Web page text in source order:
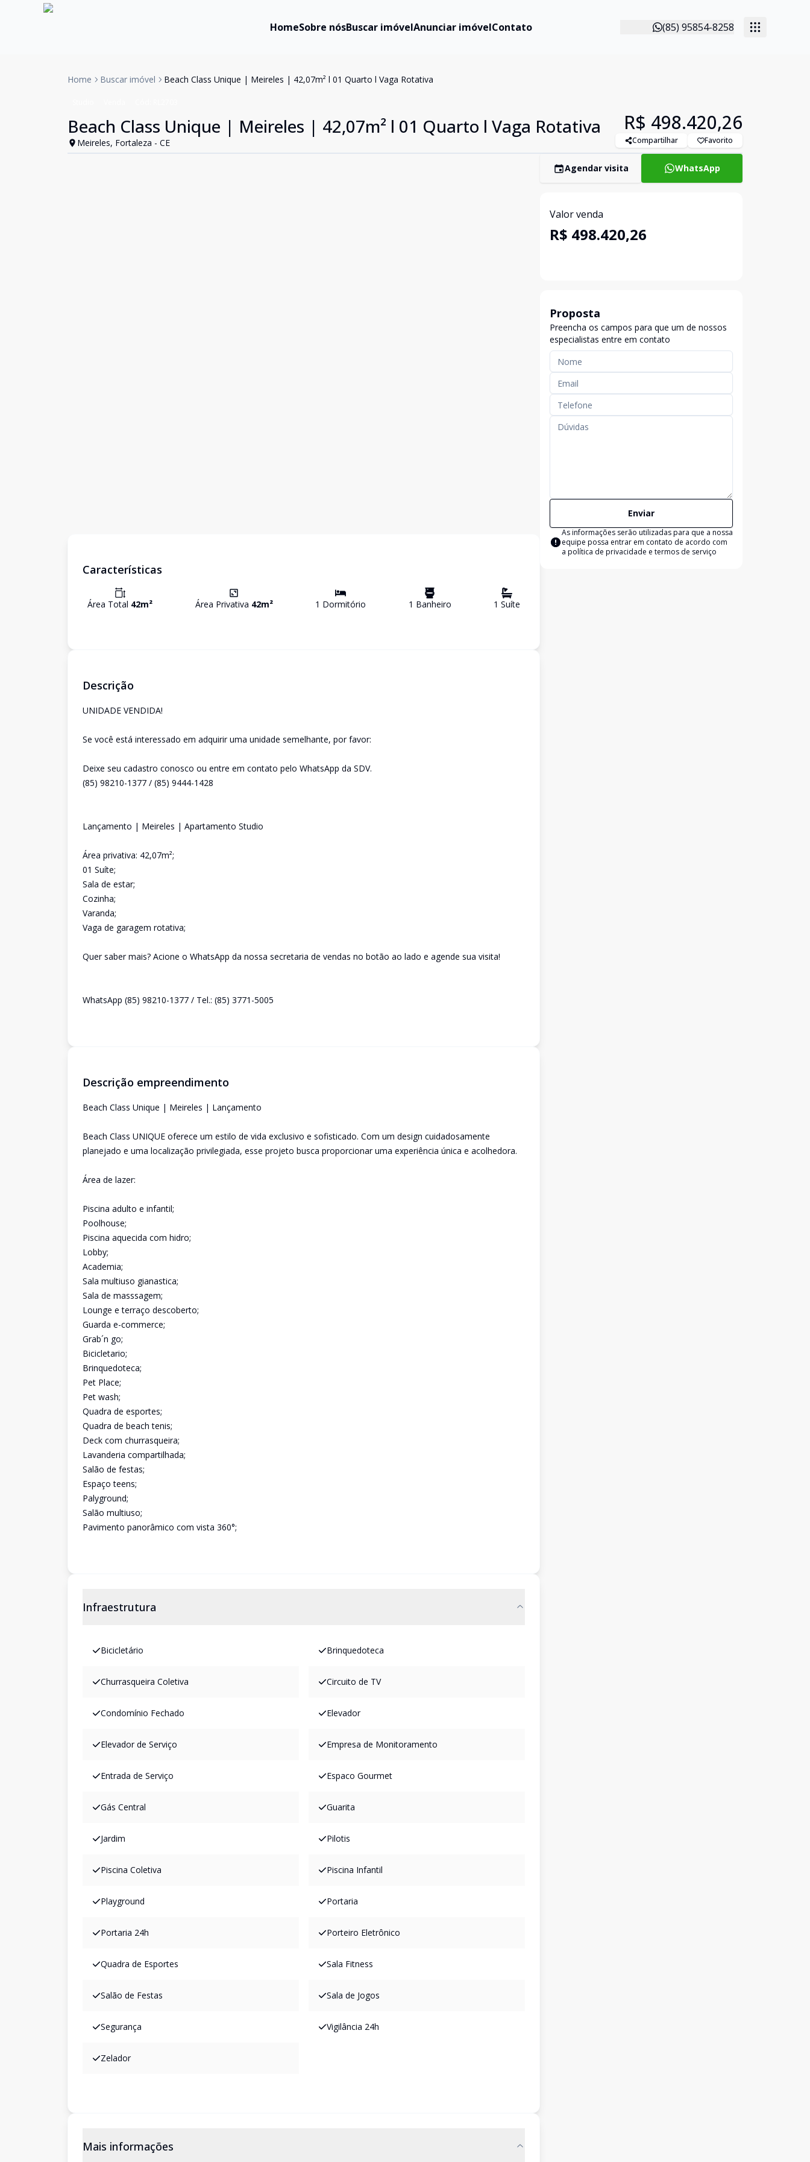
HomeSobre nósBuscar imóvelAnunciar imóvelContato (85) 95854-8258
Home Buscar imóvel Beach Class Unique | Meireles | 42,07m² l 01 Quarto l Vaga Rotativa
Beach Class Unique | Meireles | 42,07m² l 01 Quarto l Vaga Rotativa
Meireles, Fortaleza - CE
R$ 498.420,26
Compartilhar Favorito
Características
Área Total 42m² Área Privativa 42m² 1 Dormitório 1 Banheiro 1 Suíte
Descrição
UNIDADE VENDIDA!
Se você está interessado em adquirir uma unidade semelhante, por favor:
Deixe seu cadastro conosco ou entre em contato pelo WhatsApp da SDV.
(85) 98210-1377 / (85) 9444-1428
Lançamento | Meireles | Apartamento Studio
Área privativa: 42,07m²;
01 Suíte;
Sala de estar;
Cozinha;
Varanda;
Vaga de garagem rotativa;
Quer saber mais? Acione o WhatsApp da nossa secretaria de vendas no botão ao lado e agende sua visita!
WhatsApp (85) 98210-1377 / Tel.: (85) 3771-5005
Descrição empreendimento
Beach Class Unique | Meireles | Lançamento
Beach Class UNIQUE oferece um estilo de vida exclusivo e sofisticado. Com um design cuidadosamente
planejado e uma localização privilegiada, esse projeto busca proporcionar uma experiência única e acolhedora.
Área de lazer:
Piscina adulto e infantil;
Poolhouse;
Piscina aquecida com hidro;
Lobby;
Academia;
Sala multiuso gianastica;
Sala de masssagem;
Lounge e terraço descoberto;
Guarda e-commerce;
Grab´n go;
Bicicletario;
Brinquedoteca;
Pet Place;
Pet wash;
Quadra de esportes;
Quadra de beach tenis;
Deck com churrasqueira;
Lavanderia compartilhada;
Salão de festas;
Espaço teens;
Palyground;
Salão multiuso;
Pavimento panorâmico com vista 360°;
Infraestrutura
Bicicletário Brinquedoteca
Churrasqueira Coletiva Circuito de TV
Condomínio Fechado Elevador
Elevador de Serviço Empresa de Monitoramento
Entrada de Serviço Espaco Gourmet
Gás Central Guarita
Jardim Pilotis
Piscina Coletiva Piscina Infantil
Playground Portaria
Portaria 24h Porteiro Eletrônico
Quadra de Esportes Sala Fitness
Salão de Festas Sala de Jogos
Segurança Vigilância 24h
Zelador
Mais informações
Agendar visita WhatsApp
Valor venda
R$ 498.420,26
Proposta
Preencha os campos para que um de nossos
especialistas entre em contato
Enviar
As informações serão utilizadas para que a nossa
equipe possa entrar em contato de acordo com
a política de privacidade e termos de serviço